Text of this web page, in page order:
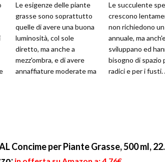
Le esigenze delle piante
grasse sono soprattutto
quelle di avere una buona
luminosità, col sole
diretto, ma anche a
mezz'ombra, e di avere
annaffiature moderate ma
Le succulente
crescono
non richiedono
annuale, ma
sviluppano ed
bisogno di spazio
radici e per i fusti.
Concime per Piante Grasse, 500 ml,